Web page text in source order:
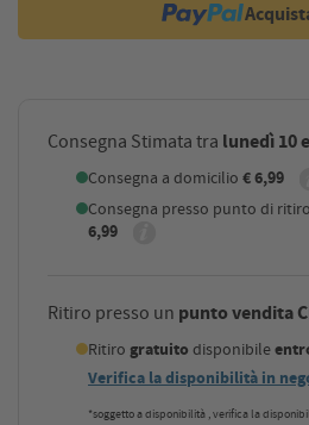
Consegna Stimata tra lunedì 10
Consegna a domicilio € 6,99
Consegna presso punto di ritiro
6,99
Ritiro presso un punto vendita
Ritiro gratuito disponibile
Verifica la disponibilità in
*soggetto a disponibilità , verifica la